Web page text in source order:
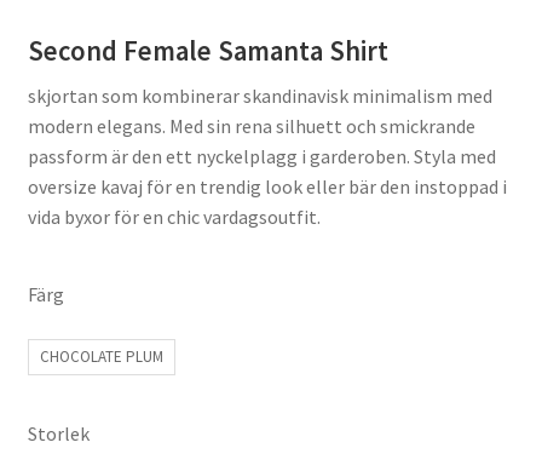
Second Female Samanta Shirt
skjortan som kombinerar skandinavisk minimalism med
modern elegans. Med sin rena silhuett och smickrande
passform är den ett nyckelplagg i garderoben. Styla med
oversize kavaj för en trendig look eller bär den instoppad i
vida byxor för en chic vardagsoutfit.
Färg
CHOCOLATE PLUM
Storlek